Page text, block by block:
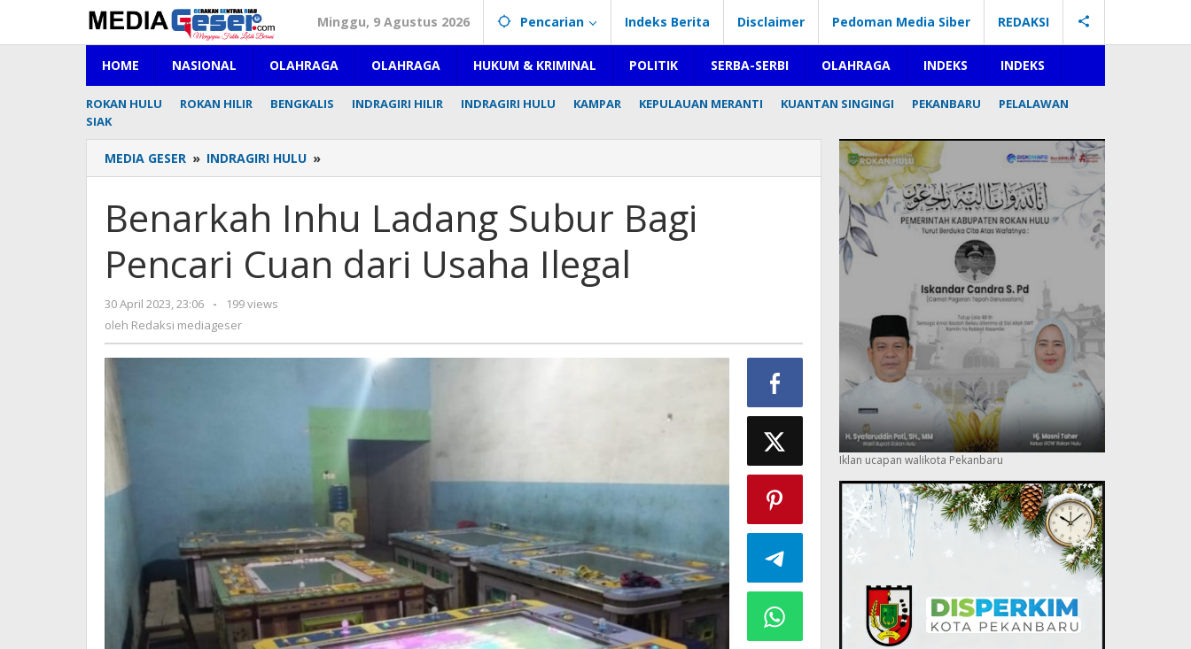
konten
Minggu, 9 Agustus 2026 Pencarian Indeks Berita Disclaimer Pedoman Media Siber REDAKSI
HOME NASIONAL OLAHRAGA OLAHRAGA HUKUM & KRIMINAL POLITIK SERBA-SERBI OLAHRAGA INDEKS INDEKS
ROKAN HULU ROKAN HILIR BENGKALIS INDRAGIRI HILIR INDRAGIRI HULU KAMPAR KEPULAUAN MERANTI KUANTAN SINGINGI PEKANBARU
PELALAWAN
SIAK
MEDIA GESER » INDRAGIRI HULU »
Inhu
Subur
Bagi
Pencari
Cuan
Benarkah Inhu Ladang Subur Bagi
Pencari Cuan dari Usaha Ilegal
30 April 2023, 23:06
oleh
Redaksi
mediageser
-
199 views
oleh Redaksi mediageser
Iklan ucapan walikota Pekanbaru